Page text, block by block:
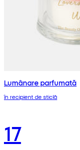
Lumânare parfumată
în recipient de sticlă
17